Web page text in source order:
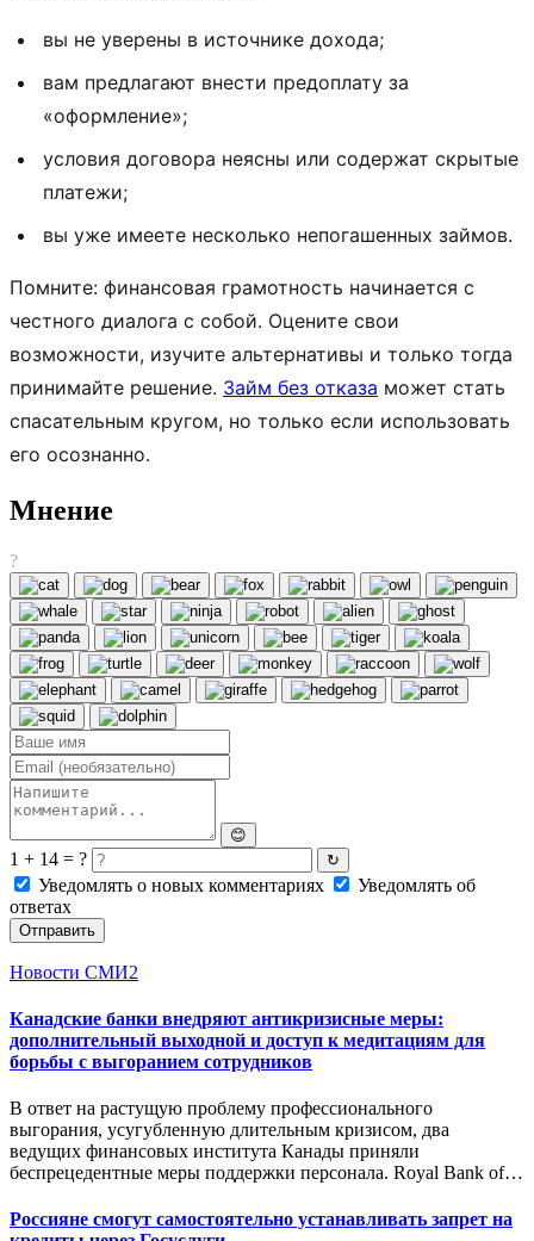
вы не уверены в источнике дохода;
вам предлагают внести предоплату за
«оформление»;
условия договора неясны или содержат скрытые
платежи;
вы уже имеете несколько непогашенных займов.
Помните: финансовая грамотность начинается с
честного диалога с собой. Оцените свои
возможности, изучите альтернативы и только тогда
принимайте решение. Займ без отказа может стать
спасательным кругом, но только если использовать
его осознанно.
Мнение
?
😊
1 + 14 = ? ↻
Уведомлять о новых комментариях
Уведомлять об
ответах
Отправить
Новости СМИ2
Канадские банки внедряют антикризисные меры:
дополнительный выходной и доступ к медитациям для
борьбы с выгоранием сотрудников
В ответ на растущую проблему профессионального
выгорания, усугубленную длительным кризисом, два
ведущих финансовых института Канады приняли
беспрецедентные меры поддержки персонала. Royal Bank of…
Россияне смогут самостоятельно устанавливать запрет на